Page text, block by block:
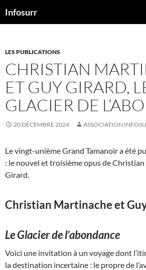
auInfosurr
LES PUBLICATIONS
CHRISTIAN
ET GUY GIRARD,
GLACIER DE
20 DÉCEMBRE 2024 ASSOCIATION
Le vingt-unième Grand Tamanoir a été
: le nouvel et troisième opus de
Girard.
Christian Martinache et
Le Glacier de l’abondance
Voici une invitation à un voyage dont
la destination incertaine : le propre de